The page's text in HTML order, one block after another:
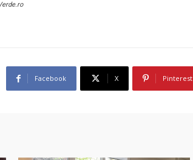
Facebook X Pinterest